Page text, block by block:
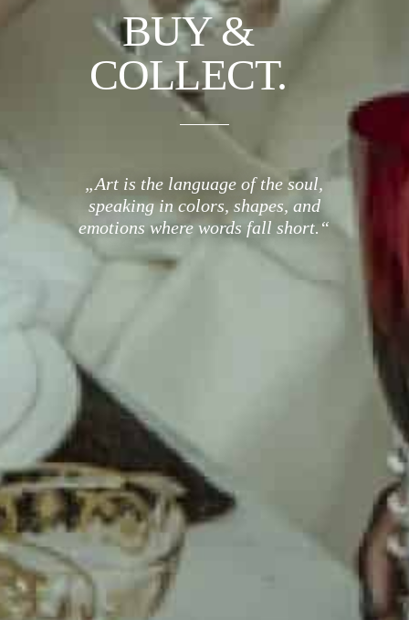
BUY &
COLLECT.
„Art is the language of the soul,
speaking in colors, shapes, and
emotions where words fall short.“